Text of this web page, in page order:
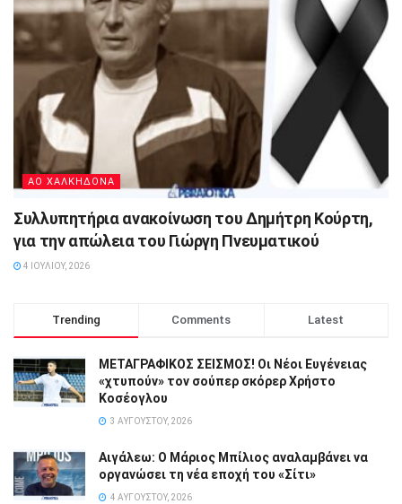
ΑΟ ΧΑΛΚΗΔΟΝΑ
Συλλυπητήρια ανακοίνωση του Δημήτρη Κούρτη,
για την απώλεια του Γιώργη Πνευματικού
4 ΙΟΥΛΊΟΥ, 2026
Trending Comments Latest
ΜΕΤΑΓΡΑΦΙΚΟΣ ΣΕΙΣΜΟΣ! Οι Νέοι Ευγένειας
«χτυπούν» τον σούπερ σκόρερ Χρήστο
Κοσέογλου
3 ΑΥΓΟΎΣΤΟΥ, 2026
Αιγάλεω: Ο Μάριος Μπίλιος αναλαμβάνει να
οργανώσει τη νέα εποχή του «Σίτι»
4 ΑΥΓΟΎΣΤΟΥ, 2026